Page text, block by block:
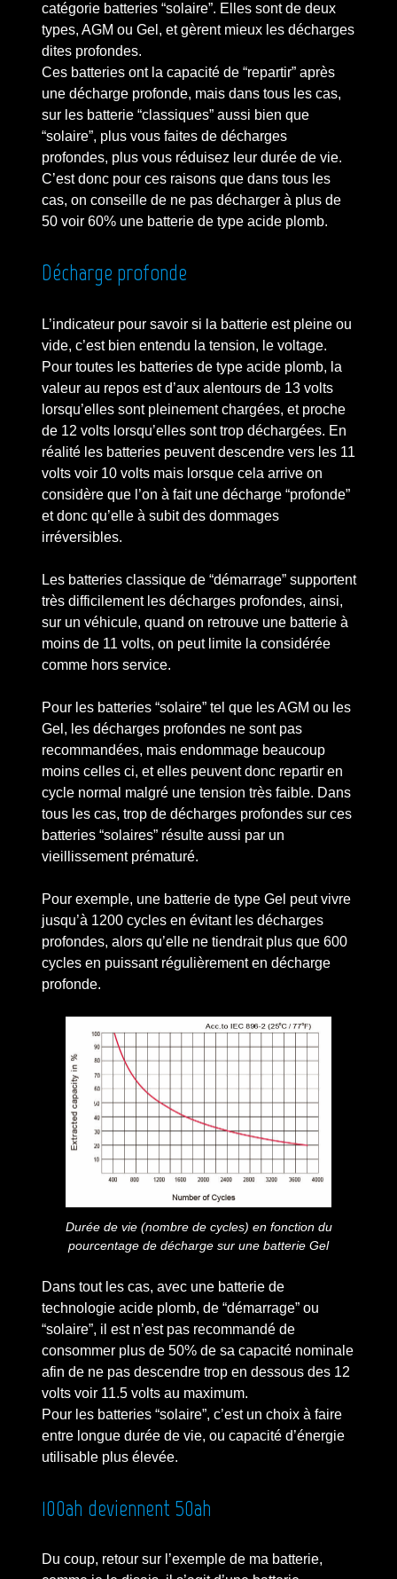
catégorie batteries “solaire”. Elles sont de deux
types, AGM ou Gel, et gèrent mieux les décharges
dites profondes.
Ces batteries ont la capacité de “repartir” après
une décharge profonde, mais dans tous les cas,
sur les batterie “classiques” aussi bien que
“solaire”, plus vous faites de décharges
profondes, plus vous réduisez leur durée de vie.
C’est donc pour ces raisons que dans tous les
cas, on conseille de ne pas décharger à plus de
50 voir 60% une batterie de type acide plomb.
Décharge profonde
L’indicateur pour savoir si la batterie est pleine ou
vide, c’est bien entendu la tension, le voltage.
Pour toutes les batteries de type acide plomb, la
valeur au repos est d’aux alentours de 13 volts
lorsqu’elles sont pleinement chargées, et proche
de 12 volts lorsqu’elles sont trop déchargées. En
réalité les batteries peuvent descendre vers les 11
volts voir 10 volts mais lorsque cela arrive on
considère que l’on à fait une décharge “profonde”
et donc qu’elle à subit des dommages
irréversibles.
Les batteries classique de “démarrage” supportent
très difficilement les décharges profondes, ainsi,
sur un véhicule, quand on retrouve une batterie à
moins de 11 volts, on peut limite la considérée
comme hors service.
Pour les batteries “solaire” tel que les AGM ou les
Gel, les décharges profondes ne sont pas
recommandées, mais endommage beaucoup
moins celles ci, et elles peuvent donc repartir en
cycle normal malgré une tension très faible. Dans
tous les cas, trop de décharges profondes sur ces
batteries “solaires” résulte aussi par un
vieillissement prématuré.
Pour exemple, une batterie de type Gel peut vivre
jusqu’à 1200 cycles en évitant les décharges
profondes, alors qu’elle ne tiendrait plus que 600
cycles en puissant régulièrement en décharge
profonde.
Durée de vie (nombre de cycles) en fonction du
pourcentage de décharge sur une batterie Gel
Dans tout les cas, avec une batterie de
technologie acide plomb, de “démarrage” ou
“solaire”, il est n’est pas recommandé de
consommer plus de 50% de sa capacité nominale
afin de ne pas descendre trop en dessous des 12
volts voir 11.5 volts au maximum.
Pour les batteries “solaire”, c’est un choix à faire
entre longue durée de vie, ou capacité d’énergie
utilisable plus élevée.
100ah deviennent 50ah
Du coup, retour sur l’exemple de ma batterie,